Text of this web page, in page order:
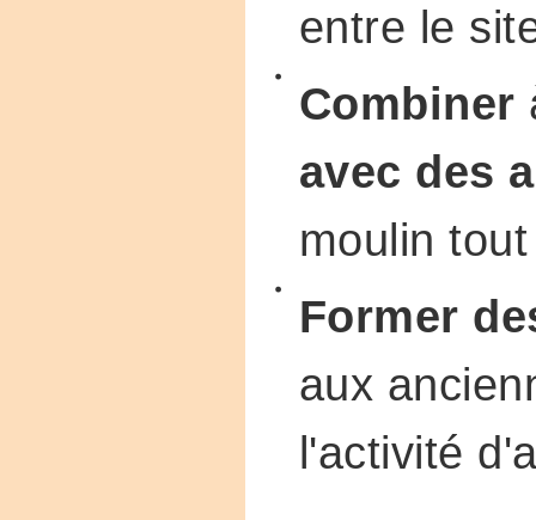
entre le
Combiner
avec des
moulin
Former
aux
l'activité